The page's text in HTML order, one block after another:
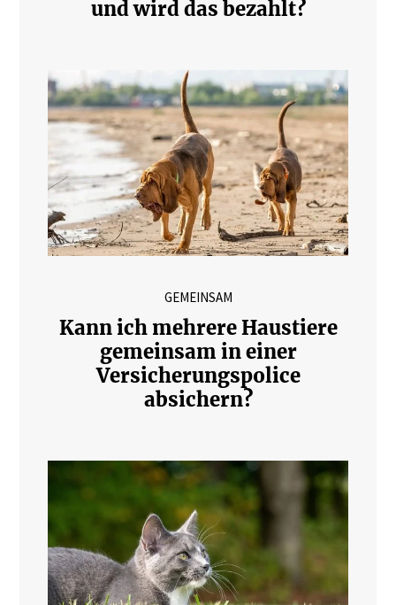
und wird das bezahlt?
GEMEINSAM
Kann ich mehrere Haustiere
gemeinsam in einer
Versicherungspolice
absichern?